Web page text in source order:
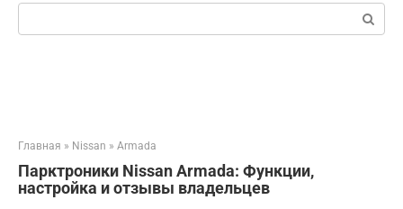
Поиск:
Главная » Nissan » Armada
Парктроники Nissan Armada: Функции,
настройка и отзывы владельцев